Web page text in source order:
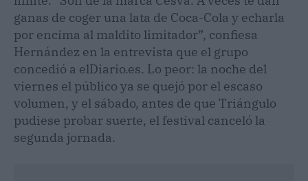
ganas de coger una lata de Coca-Cola y echarla
por encima al maldito limitador”, confiesa
Hernández en la entrevista que el grupo
concedió a elDiario.es. Lo peor: la noche del
viernes el público ya se quejó por el escaso
volumen, y el sábado, antes de que Triángulo
pudiese probar suerte, el festival canceló la
segunda jornada.